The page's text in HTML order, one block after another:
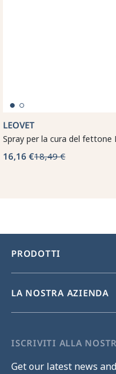
LEOVET
Spray per la cura del fettone
16,16 €18,49 €
PRODOTTI
LA NOSTRA AZIENDA
ISCRIVITI ALLA
Get our latest news